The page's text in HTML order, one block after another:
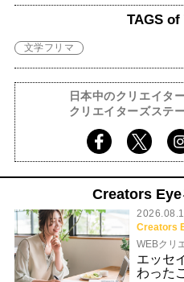
TAGS of
文学フリマ
日本中のクリエイタ
クリエイターズステ
Creators Eye
Creators
WEBクリ
エッセ
わった